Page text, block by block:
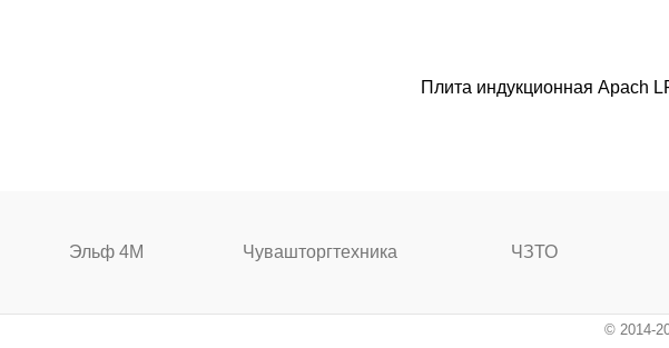
Плита индукционная Apach
Эльф 4М Чувашторгтехника ЧЗТО
© 2014-